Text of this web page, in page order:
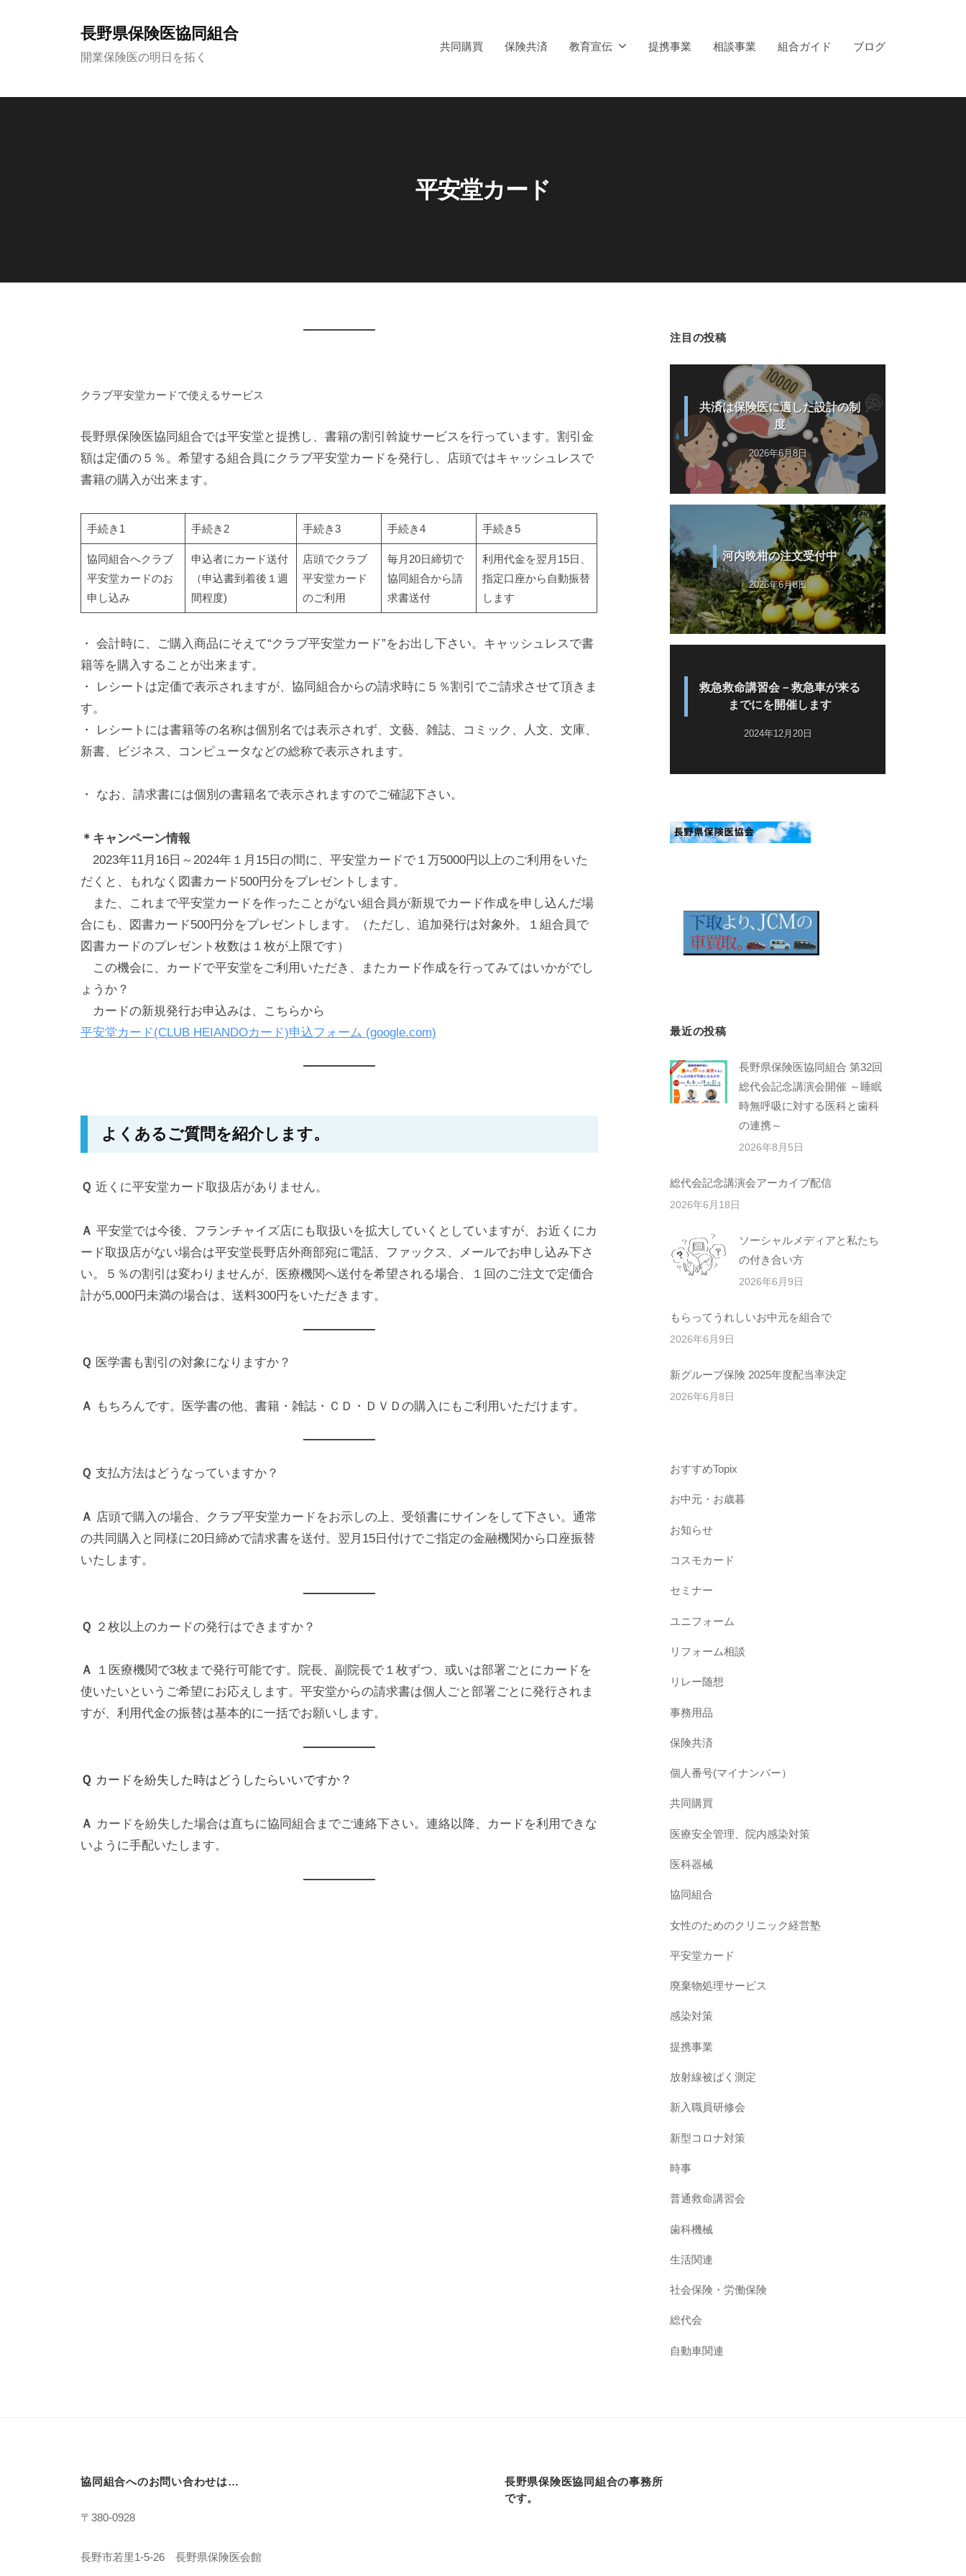
ツ
長野県保険医協同組合
開業保険医の明日を拓く
共同購買 保険共済 教育宣伝 提携事業 相談事業 組合ガイド ブログ
平安堂カード
カ
ー
ド
2023
年
11
月
by
funakuya
クラブ平安堂カードで使えるサービス
長野県保険医協同組合では平安堂と提携し、書籍の割引斡旋サービスを行っています。割引金
額は定価の５％。希望する組合員にクラブ平安堂カードを発行し、店頭ではキャッシュレスで
書籍の購入が出来ます。
手続き1 手続き2 手続き3 手続き4 手続き5
協同組合へクラブ
平安堂カードのお
申し込み
申込者にカード送付
（申込書到着後１週
間程度)
店頭でクラブ
平安堂カード
のご利用
毎月20日締切で
協同組合から請
求書送付
利用代金を翌月15日、
指定口座から自動振替
します
・ 会計時に、ご購入商品にそえて“クラブ平安堂カード”をお出し下さい。キャッシュレスで書
籍等を購入することが出来ます。
・ レシートは定価で表示されますが、協同組合からの請求時に５％割引でご請求させて頂きま
す。
・ レシートには書籍等の名称は個別名では表示されず、文藝、雑誌、コミック、人文、文庫、
新書、ビジネス、コンピュータなどの総称で表示されます。
・ なお、請求書には個別の書籍名で表示されますのでご確認下さい。
＊キャンペーン情報
2023年11月16日～2024年１月15日の間に、平安堂カードで１万5000円以上のご利用をいた
だくと、もれなく図書カード500円分をプレゼントします。
また、これまで平安堂カードを作ったことがない組合員が新規でカード作成を申し込んだ場
合にも、図書カード500円分をプレゼントします。（ただし、追加発行は対象外。１組合員で
図書カードのプレゼント枚数は１枚が上限です）
この機会に、カードで平安堂をご利用いただき、またカード作成を行ってみてはいかがでし
ょうか？
カードの新規発行お申込みは、こちらから
平安堂カード(CLUB HEIANDOカード)申込フォーム (google.com)
よくあるご質問を紹介します。
Ｑ 近くに平安堂カード取扱店がありません。
Ａ 平安堂では今後、フランチャイズ店にも取扱いを拡大していくとしていますが、お近くにカ
ード取扱店がない場合は平安堂長野店外商部宛に電話、ファックス、メールでお申し込み下さ
い。５％の割引は変わりませんが、医療機関へ送付を希望される場合、１回のご注文で定価合
計が5,000円未満の場合は、送料300円をいただきます。
Ｑ 医学書も割引の対象になりますか？
Ａ もちろんです。医学書の他、書籍・雑誌・ＣＤ・ＤＶＤの購入にもご利用いただけます。
Ｑ 支払方法はどうなっていますか？
Ａ 店頭で購入の場合、クラブ平安堂カードをお示しの上、受領書にサインをして下さい。通常
の共同購入と同様に20日締めで請求書を送付。翌月15日付けでご指定の金融機関から口座振替
いたします。
Ｑ ２枚以上のカードの発行はできますか？
Ａ
１医療機関で3枚まで発行可能です。院長、副院長で１枚ずつ、或いは部署ごとにカードを
使いたいというご希望にお応えします。平安堂からの請求書は個人ごと部署ごとに発行されま
すが、利用代金の振替は基本的に一括でお願いします。
Ｑ カードを紛失した時はどうしたらいいですか？
Ａ カードを紛失した場合は直ちに協同組合までご連絡下さい。連絡以降、カードを利用できな
いように手配いたします。
注目の投稿
共済は保険医に適した設計の制
度
2026年6月8日
河内晩柑の注文受付中
2026年6月8日
救急救命講習会－救急車が来る
までにを開催します
2024年12月20日
最近の投稿
長野県保険医協同組合 第32回
総代会記念講演会開催 ～睡眠
時無呼吸に対する医科と歯科
の連携～
2026年8月5日
総代会記念講演会アーカイブ配信
2026年6月18日
ソーシャルメディアと私たち
の付き合い方
2026年6月9日
もらってうれしいお中元を組合で
2026年6月9日
新グループ保険 2025年度配当率決定
2026年6月8日
おすすめTopix
お中元・お歳暮
お知らせ
コスモカード
セミナー
ユニフォーム
リフォーム相談
リレー随想
事務用品
保険共済
個人番号(マイナンバー）
共同購買
医療安全管理、院内感染対策
医科器械
協同組合
女性のためのクリニック経営塾
平安堂カード
廃棄物処理サービス
感染対策
提携事業
放射線被ばく測定
新入職員研修会
新型コロナ対策
時事
普通救命講習会
歯科機械
生活関連
社会保険・労働保険
総代会
自動車関連
協同組合へのお問い合わせは…
〒380-0928
長野市若里1-5-26 長野県保険医会館
長野県保険医協同組合の事務所
です。